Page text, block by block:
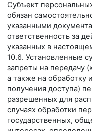
Субъект
обязан
указанными
ответственность за
указанных в
10.6. Установленные
запреты на передачу
а также на обработку
получения доступа)
разрешенных для
случаях обработки
государственных,